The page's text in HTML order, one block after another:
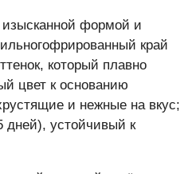
изысканной формой и
край
который плавно
цвет к основанию
и нежные на вкус;
дней), устойчивый к